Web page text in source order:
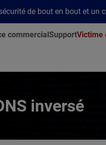
de bout en bout et
commercialSupportVictime
inversé